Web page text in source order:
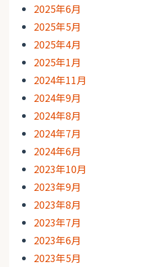
2025年6月
2025年5月
2025年4月
2025年1月
2024年11月
2024年9月
2024年8月
2024年7月
2024年6月
2023年10月
2023年9月
2023年8月
2023年7月
2023年6月
2023年5月